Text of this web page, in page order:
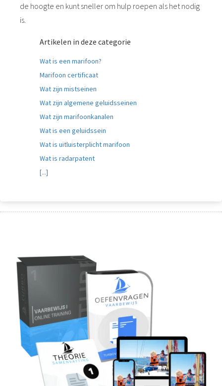
de hoogte en kunt sneller om hulp roepen als het nodig
is.
Artikelen in deze categorie
Wat is een marifoon?
Marifoon certificaat
Wat zijn mistseinen
Wat zijn algemene geluidsseinen
Wat zijn marifoonkanalen
Wat is een geluidssein
Wat is uitluisterplicht marifoon
Wat is radarpatent
[...]